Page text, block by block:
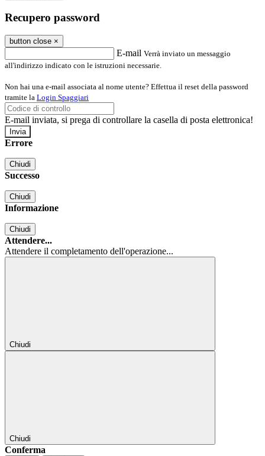
Recupero password
button close ×
E-mail Verrà inviato un messaggio
all'indirizzo indicato con le istruzioni necessarie.
Non hai una e-mail associata al nome utente? Effettua il reset della password
tramite la Login Spaggiari
E-mail inviata, si prega di controllare la casella di posta elettronica!
Errore
Chiudi
Successo
Chiudi
Informazione
Chiudi
Attendere...
Attendere il completamento dell'operazione...
Chiudi
Chiudi
Conferma